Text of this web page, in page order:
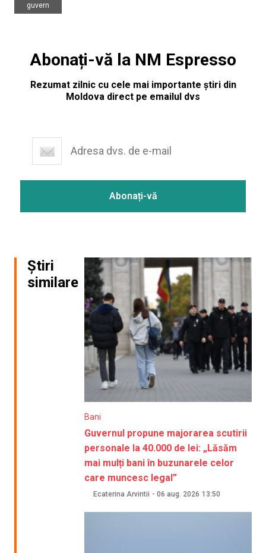
guvern
Abonați-vă la NM Espresso
Rezumat zilnic cu cele mai importante știri din
Moldova direct pe emailul dvs
Știri
similare
Bani
Guvernul propune majorarea scutirii
personale la 40.000 de lei: „Lăsăm
mai mulți bani în buzunarele celor
care muncesc legal”
Ecaterina Arvintii - 06 aug. 2026 13:50